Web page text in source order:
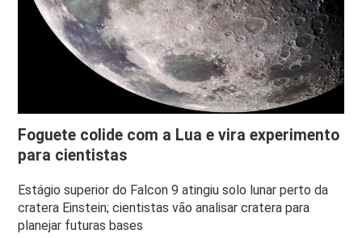
Foguete colide com a Lua e vira experimento
para cientistas
Estágio superior do Falcon 9 atingiu solo lunar perto da
cratera Einstein; cientistas vão analisar cratera para
planejar futuras bases